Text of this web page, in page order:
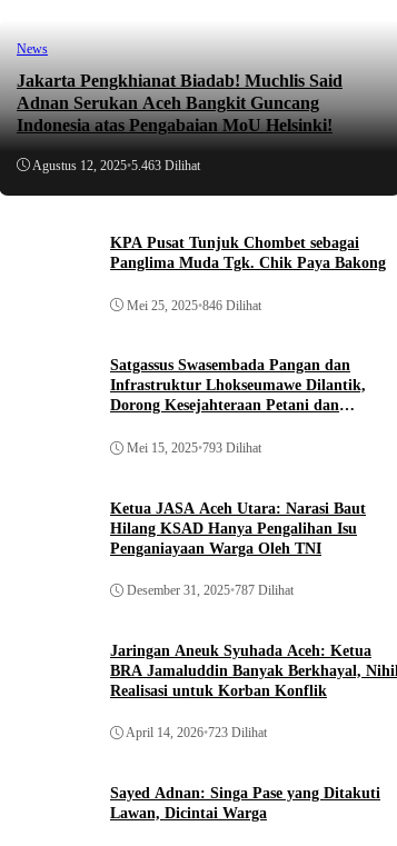
News
Jakarta Pengkhianat Biadab! Muchlis Said
Adnan Serukan Aceh Bangkit Guncang
Indonesia atas Pengabaian MoU Helsinki!
Agustus 12, 2025•5.463 Dilihat
KPA Pusat Tunjuk Chombet sebagai
Panglima Muda Tgk. Chik Paya Bakong
Mei 25, 2025•846 Dilihat
Satgassus Swasembada Pangan dan
Infrastruktur Lhokseumawe Dilantik,
Dorong Kesejahteraan Petani dan
Mei 15, 2025•793 Dilihat
Ketua JASA Aceh Utara: Narasi Baut
Hilang KSAD Hanya Pengalihan Isu
Penganiayaan Warga Oleh TNI
Desember 31, 2025•787 Dilihat
Jaringan Aneuk Syuhada Aceh: Ketua
BRA Jamaluddin Banyak Berkhayal, Nihil
Realisasi untuk Korban Konflik
April 14, 2026•723 Dilihat
Sayed Adnan: Singa Pase yang Ditakuti
Lawan, Dicintai Warga